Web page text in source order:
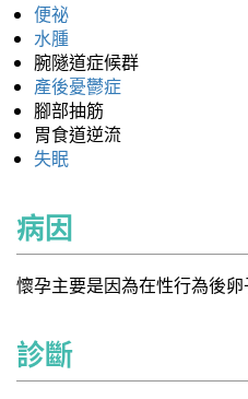
便祕
水腫
腕隧道症候群
產後憂鬱症
腳部抽筋
胃食道逆流
失眠
病因
懷孕主要是因為在性行為後
診斷